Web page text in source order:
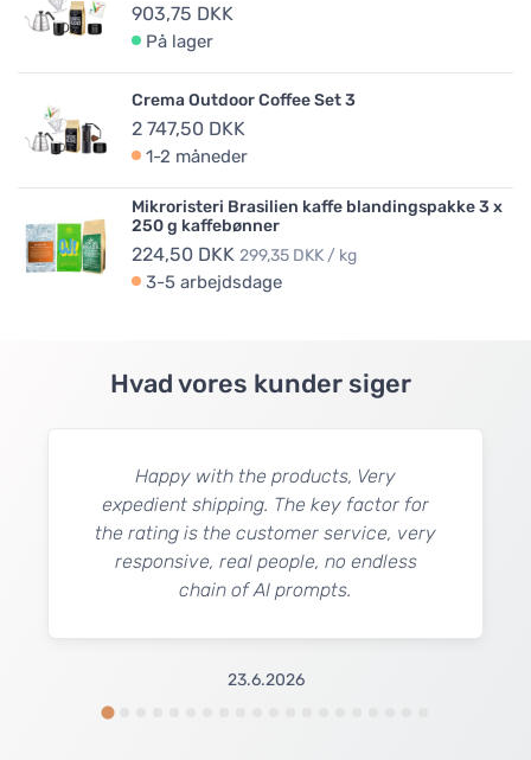
903,75 DKK
På lager
Crema Outdoor Coffee Set 3
2 747,50 DKK
1-2 måneder
Mikroristeri Brasilien kaffe blandingspakke 3 x
250 g kaffebønner
224,50 DKK 299,35 DKK / kg
3-5 arbejdsdage
Hvad vores kunder siger
Happy with the products, Very
expedient shipping. The key factor for
the rating is the customer service, very
responsive, real people, no endless
chain of AI prompts.
23.6.2026